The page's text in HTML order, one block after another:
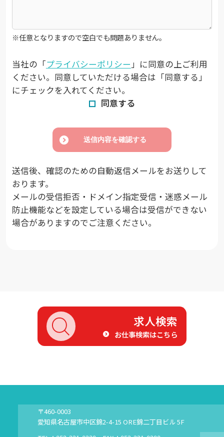
※任意となりますので空白でも問題ありません。
当社の「プライバシーポリシー」に同意の上ご利用
ください。同意していただける場合は「同意する」
にチェックを入れてください。
同意する
送信内容を確認する
送信後、確認のための自動返信メールをお送りして
おります。
メールの受信拒否・ドメイン指定受信・迷惑メール
防止機能などを設定している場合は受信ができない
場合がありますのでご注意ください。
求人検索
お仕事検索はこちら
〒460-0003
愛知県名古屋市中区錦2-4-15 ORE錦二丁目ビル 5F